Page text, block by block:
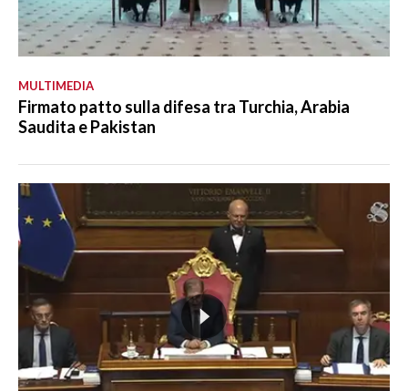
MULTIMEDIA
Firmato patto sulla difesa tra Turchia, Arabia
Saudita e Pakistan